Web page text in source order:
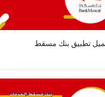
تطبيق بنك مسقط